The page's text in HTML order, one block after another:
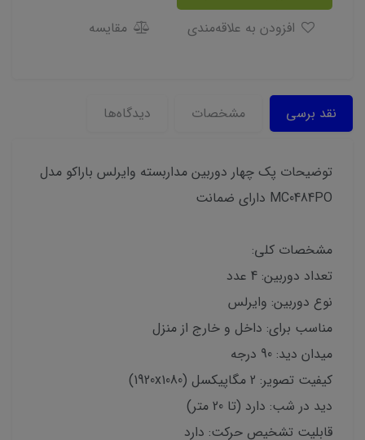
مقایسه
نقد برسی مشخصات دیدگاه‌ها
توضیحات پک چهار دوربین مداربسته وایرلس باراکو مدل
MC0484PO دارای ضمانت
مشخصات کلی:
تعداد دوربین: 4 عدد
نوع دوربین: وایرلس
مناسب برای: داخل و خارج از منزل
میدان دید: 90 درجه
کیفیت تصویر: 2 مگاپیکسل (1920x1080)
دید در شب: دارد (تا 20 متر)
قابلیت تشخیص حرکت: دارد